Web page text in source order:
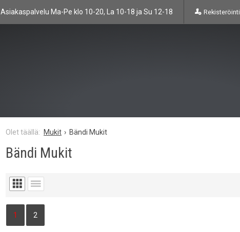
Asiakaspalvelu Ma-Pe klo 10-20, La 10-18 ja Su 12-18 Rekisteröinti
Mukit Bändi Mukit
Bändi Mukit
1 2